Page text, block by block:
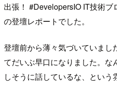
出張！ #DevelopersIO IT技術
の登壇レポートでした。
登壇前から薄々気づいていまし
てだいぶ早口になりました。な
しそうに話しているな、とい